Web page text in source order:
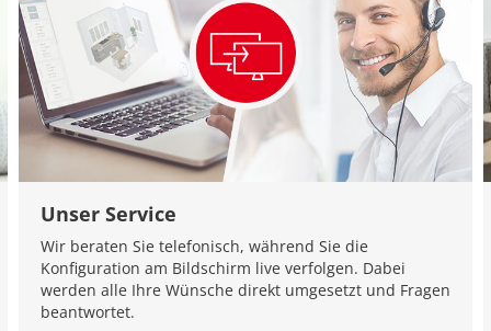
Unser Service
Wir beraten Sie telefonisch, während Sie die
Konfiguration am Bildschirm live verfolgen. Dabei
werden alle Ihre Wünsche direkt umgesetzt und Fragen
beantwortet.